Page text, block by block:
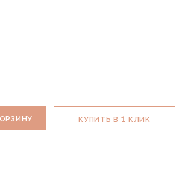
КУПИТЬ В 1 КЛИК